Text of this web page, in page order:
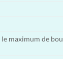
maximum de